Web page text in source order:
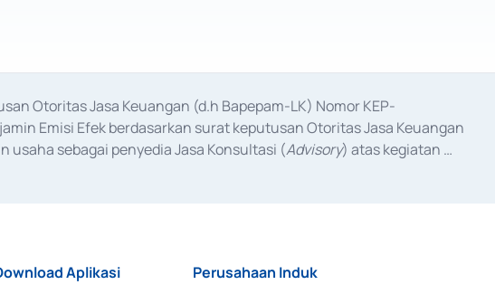
Otoritas Jasa Keuangan (d.h Bapepam-LK) Nomor KEP-
Emisi Efek berdasarkan surat keputusan Otoritas Jasa Keuangan
usaha sebagai penyedia Jasa Konsultasi (Advisory) atas kegiatan
Aplikasi Perusahaan Induk